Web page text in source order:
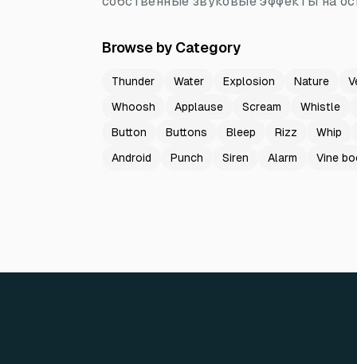
Browse by Category
Thunder Water Explosion Nature
Whoosh
Applause Scream
Whistle
Button
Buttons Bleep Rizz
Whip
Android
Punch Siren Alarm Vine